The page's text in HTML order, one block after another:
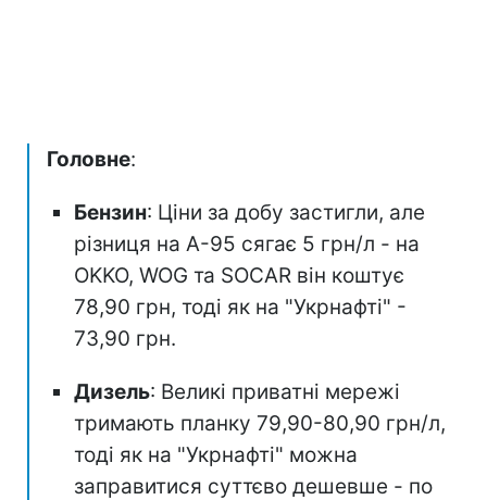
Головне:
Бензин: Ціни за добу застигли, але
різниця на А-95 сягає 5 грн/л - на
OKKO, WOG та SOCAR він коштує
78,90 грн, тоді як на "Укрнафті" -
73,90 грн.
Дизель: Великі приватні мережі
тримають планку 79,90-80,90 грн/л,
тоді як на "Укрнафті" можна
заправитися суттєво дешевше - по